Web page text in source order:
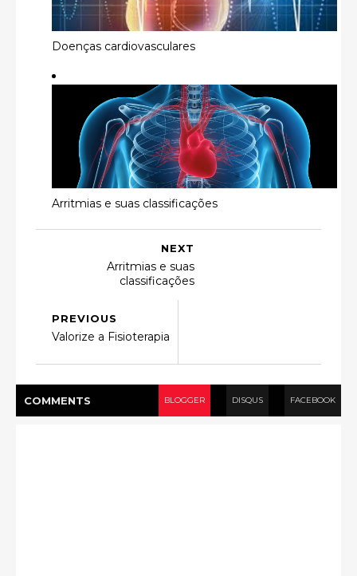
Doenças cardiovasculares
Arritmias e suas classificações
NEXT
Arritmias e suas
classificações
PREVIOUS
Valorize a Fisioterapia
COMMENTS BLOGGER DISQUS FACEBOOK